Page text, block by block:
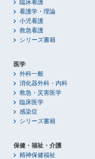
臨床看護
看護学・理論
小児看護
救急看護
シリーズ書籍
医学
外科一般
消化器外科・内科
救急・災害医学
臨床医学
感染症
シリーズ書籍
保健・福祉・介護
精神保健福祉